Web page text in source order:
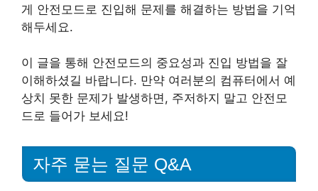
게 안전모드로 진입해 문제를 해결하는 방법을 기억
해두세요.
이 글을 통해 안전모드의 중요성과 진입 방법을 잘
이해하셨길 바랍니다. 만약 여러분의 컴퓨터에서 예
상치 못한 문제가 발생하면, 주저하지 말고 안전모
드로 들어가 보세요!
자주 묻는 질문 Q&A